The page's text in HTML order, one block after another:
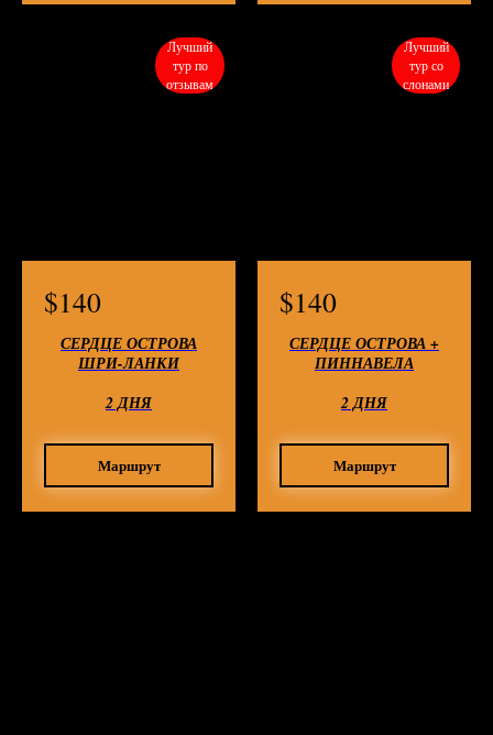
Лучший
тур по
отзывам
$140
СЕРДЦЕ ОСТРОВА
ШРИ-ЛАНКИ
2 ДНЯ
Маршрут
Лучший
тур со
слонами
$140
СЕРДЦЕ ОСТРОВА +
ПИННАВЕЛА
2 ДНЯ
Маршрут